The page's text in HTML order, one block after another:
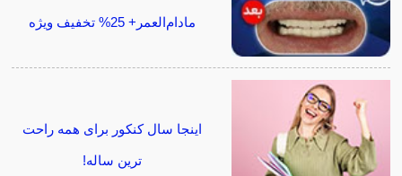
مادام‌العمر+ 25% تخفیف ویژه
اینجا سال کنکور برای همه راحت
ترین ساله!